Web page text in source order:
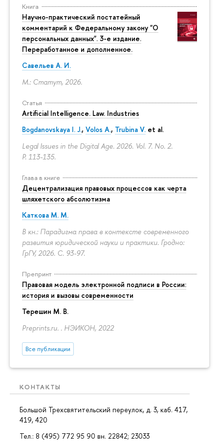
Книга
Научно-практический постатейный
комментарий к Федеральному закону "О
персональных данных". 3-е издание.
Переработанное и дополненное.
Савельев А. И.
М.: Статут, 2026.
Статья
Artificial Intelligence. Law. Industries
Bogdanovskaya I. J., Volos A., Trubina V. et al.
Legal Issues in the Digital Age. 2026. Vol. 7. No. 2.
P. 113-135.
Глава в книге
Децентрализация правовых процессов как черта
шляхетского абсолютизма
Каткова М. М.
В кн.: Парадигма права в контексте современного
развития юридической науки и практики. Гродно:
ГрГУ, 2026. С. 93-97.
Препринт
Правовая модель электронной подписи в России:
история и вызовы современности
Терешин М. В.
Preprints.ru. . НЭИКОН, 2022
Все публикации
КОНТАКТЫ
Большой Трехсвятительский переулок, д. 3, каб. 417,
419, 420
Тел.: 8 (495) 772 95 90 вн. 22842; 23033